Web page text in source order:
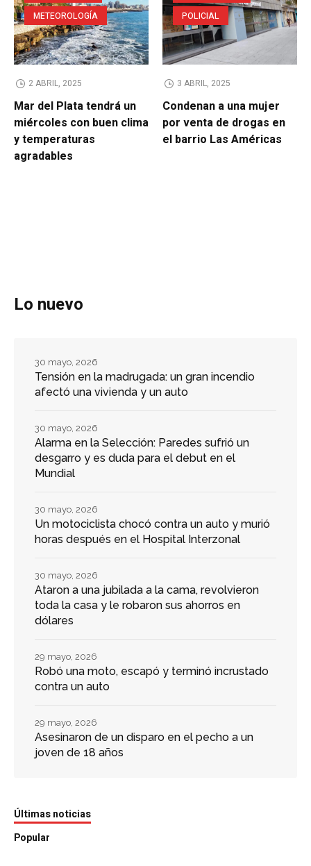
METEOROLOGÍA
2 ABRIL, 2025
Mar del Plata tendrá un
miércoles con buen clima
y temperaturas
agradables
POLICIAL
3 ABRIL, 2025
Condenan a una mujer
por venta de drogas en
el barrio Las Américas
Lo nuevo
Tensión en la madrugada: un gran incendio
afectó una vivienda y un auto
30 mayo, 2026
Alarma en la Selección: Paredes sufrió un
desgarro y es duda para el debut en el
Mundial
30 mayo, 2026
Un motociclista chocó contra un auto y murió
horas después en el Hospital Interzonal
30 mayo, 2026
Ataron a una jubilada a la cama, revolvieron
toda la casa y le robaron sus ahorros en
dólares
30 mayo, 2026
Robó una moto, escapó y terminó incrustado
contra un auto
29 mayo, 2026
Asesinaron de un disparo en el pecho a un
joven de 18 años
29 mayo, 2026
Últimas noticias
Popular